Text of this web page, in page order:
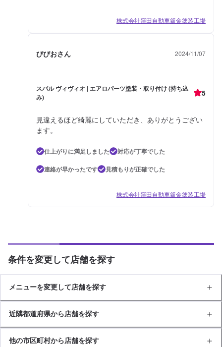
株式会社窪田自動車鈑金塗装工場
びびおさん 2024/11/07
スバル ヴィヴィオ | エアロパーツ塗装・取り付け (持ち込
み)
5
見違えるほど綺麗にしていただき、ありがとうござい
ます。
仕上がりに満足しました
対応が丁寧でした
連絡が早かったです
見積もりが正確でした
株式会社窪田自動車鈑金塗装工場
条件を変更して店舗を探す
メニューを変更して店舗を探す
近隣都道府県から店舗を探す
他の市区町村から店舗を探す